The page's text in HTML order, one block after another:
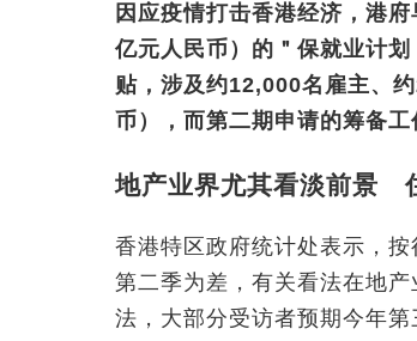
因应疫情打击香港经济，港
亿元人民币）的＂保就业计
贴，涉及约12,000名雇主、
币），而第二期申请的筹备工
地产业界尤其看淡前景
香港特区政府统计处表示，
第二季为差，有关看法在地
法，大部分受访者预期今年